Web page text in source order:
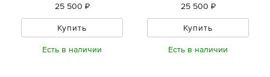
25 500 ₽
Купить
Есть в наличии
25 500 ₽
Купить
Есть в наличии